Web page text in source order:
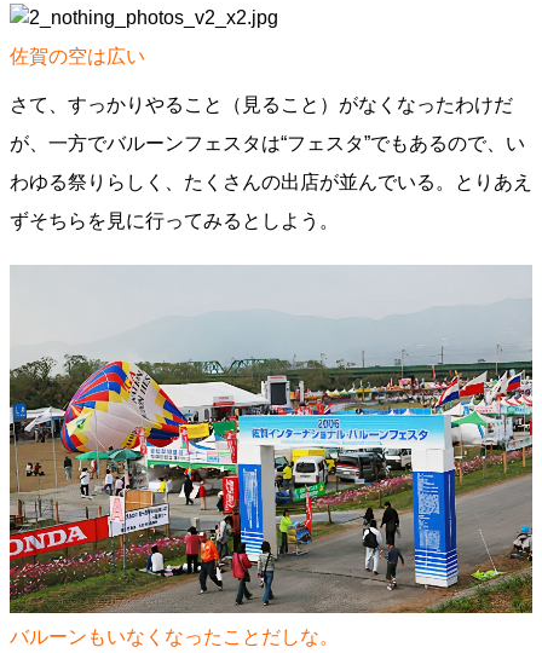
佐賀の空は広い
さて、すっかりやること（見ること）がなくなったわけだ
が、一方でバルーンフェスタは“フェスタ”でもあるので、い
わゆる祭りらしく、たくさんの出店が並んでいる。とりあえ
ずそちらを見に行ってみるとしよう。
バルーンもいなくなったことだしな。